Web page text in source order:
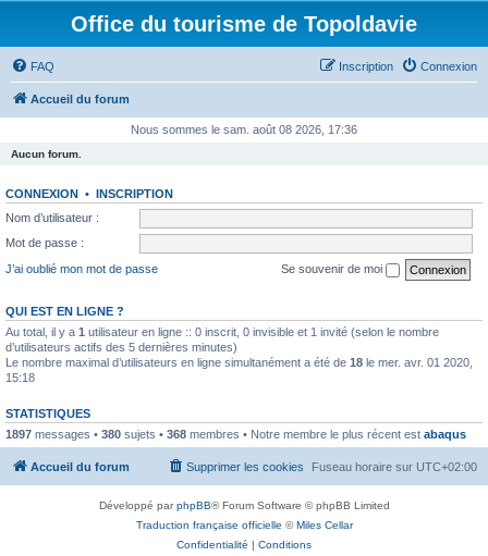
Office du tourisme de Topoldavie
FAQ Connexion
Inscription
Accueil du forum
Nous sommes le sam. août 08 2026, 17:36
Aucun forum.
CONNEXION • INSCRIPTION
Nom d’utilisateur :
Mot de passe :
J’ai oublié mon mot de passe
Se souvenir de moi
QUI EST EN LIGNE ?
Au total, il y a 1 utilisateur en ligne :: 0 inscrit, 0 invisible et 1 invité (selon le nombre
d’utilisateurs actifs des 5 dernières minutes)
Le nombre maximal d’utilisateurs en ligne simultanément a été de 18 le mer. avr. 01 2020,
15:18
STATISTIQUES
1897 messages • 380 sujets • 368 membres • Notre membre le plus récent est abaqus
Accueil du forum Fuseau horaire sur UTC+02:00
Supprimer les cookies
Développé parphpBB® Forum Software © phpBB Limited
Traduction française officielle ©Miles Cellar
Confidentialité | Conditions